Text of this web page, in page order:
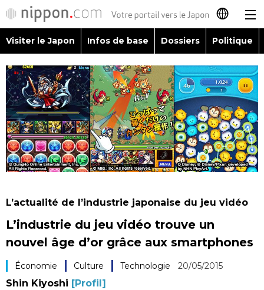
日本語
English
简体字
繁體字
Español
Русский
Visiter le Japon
Infos de base
Économie
Société
Visiter le Japon Infos de base Dossiers Politique
L’actualité de l’industrie japonaise du jeu vidéo
L’industrie du jeu vidéo trouve un
nouvel âge d’or grâce aux smartphones
Économie Culture Technologie 20/05/2015
Shin Kiyoshi [Profil]